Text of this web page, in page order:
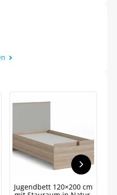
Jugendbett 120×200 cm
5% Rabatt